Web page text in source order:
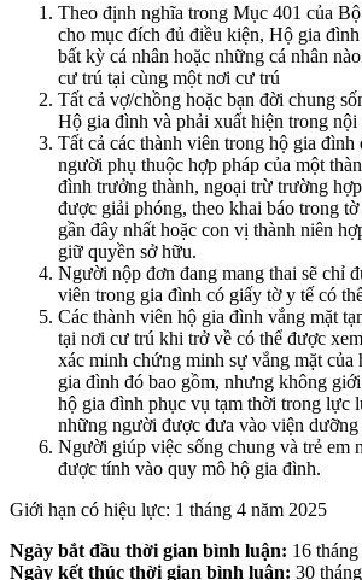
Theo định nghĩa trong Mục 401 của
cho mục đích đủ điều kiện, Hộ gia
bất kỳ cá nhân hoặc những cá nhân
cư trú tại cùng một nơi cư trú
Tất cả vợ/chồng hoặc bạn đời chung
Hộ gia đình và phải xuất hiện trong nội
Tất cả các thành viên trong hộ gia
người phụ thuộc hợp pháp của một
đình trưởng thành, ngoại trừ trường
được giải phóng, theo khai báo trong
gần đây nhất hoặc con vị thành niên
giữ quyền sở hữu.
Người nộp đơn đang mang thai sẽ chỉ
viên trong gia đình có giấy tờ y tế có
Các thành viên hộ gia đình vắng mặt
tại nơi cư trú khi trở về có thể được
xác minh chứng minh sự vắng mặt của
gia đình đó bao gồm, nhưng không
hộ gia đình phục vụ tạm thời trong lực
những người được đưa vào viện dưỡng
Người giúp việc sống chung và trẻ em
được tính vào quy mô hộ gia đình.
Giới hạn có hiệu lực: 1 tháng 4 năm 2025
Ngày bắt đầu thời gian bình luận: 16
Ngày kết thúc thời gian bình luận: 30